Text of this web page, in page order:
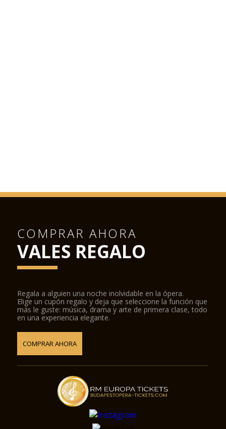
COMPRAR AHORA
VALES REGALO
Regala a alguien una noche inolvidable en la ópera.
Elige un cupón regalo y deja que seleccione la función que
más le guste: música, drama y arte de primera clase, todo
en una experiencia elegante.
COMPRAR AHORA